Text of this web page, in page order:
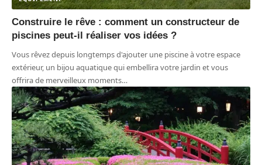
Construire le rêve : comment un constructeur de
piscines peut-il réaliser vos idées ?
Vous rêvez depuis longtemps d'ajouter une piscine à votre espace
extérieur, un bijou aquatique qui embellira votre jardin et vous
offrira de merveilleux moments…